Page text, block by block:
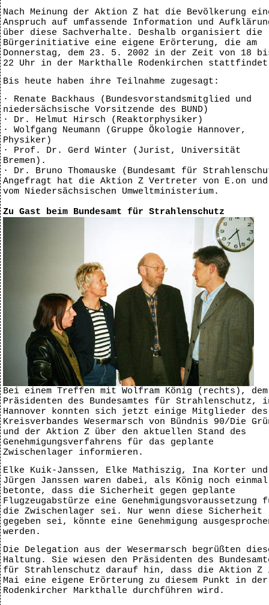
Nach Meinung der Aktion Z hat die Bevölkerung
Anspruch auf umfassende Information und
über diese Sachverhalte. Deshalb organisiert die
Bürgerinitiative eine eigene Erörterung, die am
Donnerstag, dem 23. 5. 2002 in der Zeit von 18
22 Uhr in der Markthalle Rodenkirchen
Bis heute haben ihre Teilnahme zugesagt:
· Renate Backhaus (Bundesvorstandsmitglied und
niedersächsische Vorsitzende des BUND)
· Dr. Helmut Hirsch (Reaktorphysiker)
· Wolfgang Neumann (Gruppe Ökologie Hannover,
Physiker)
· Prof. Dr. Gerd Winter (Jurist, Universität
Bremen).
· Dr. Bruno Thomauske (Bundesamt für
Angefragt hat die Aktion Z Vertreter von E.on und
vom Niedersächsischen Umweltministerium.
Zu Gast beim Bundesamt für Strahlenschutz
Bei einem Treffen mit Wolfram König (rechts), dem
Präsidenten des Bundesamtes für Strahlenschutz,
Hannover konnten sich jetzt einige Mitglieder des
Kreisverbandes Wesermarsch von Bündnis 90/Die
und der Aktion Z über den aktuellen Stand des
Genehmigungsverfahrens für das geplante
Zwischenlager informieren.
Elke Kuik-Janssen, Elke Mathiszig, Ina Korter und
Jürgen Janssen waren dabei, als König noch einmal
betonte, dass die Sicherheit gegen geplante
Flugzeugabstürze eine Genehmigungsvoraussetzung
die Zwischenlager sei. Nur wenn diese Sicherheit
gegeben sei, könnte eine Genehmigung
werden.
Die Delegation aus der Wesermarsch begrüßten
Haltung. Sie wiesen den Präsidenten des
für Strahlenschutz darauf hin, dass die Aktion Z
Mai eine eigene Erörterung zu diesem Punkt in der
Rodenkircher Markthalle durchführen wird.